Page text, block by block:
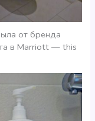
от бренда
в Marriott — this